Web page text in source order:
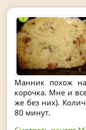
Манник похож
корочка. Мне и
же без них).
80 минут.